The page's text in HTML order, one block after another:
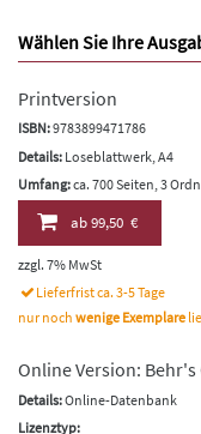
Wählen Sie Ihre
Printversion
ISBN:9783899471786
Details: Loseblattwerk, A4
Umfang:ca. 700 Seiten, 3
ab99,50 €
zzgl. 7% MwSt
Lieferfrist ca. 3-5 Tage
nur noch wenige Exemplare
Online Version:
Details:Online-Datenbank
Lizenztyp: